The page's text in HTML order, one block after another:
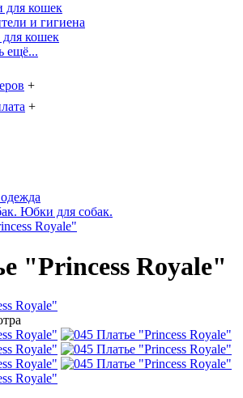
для кошек
и гигиена
кошек
ещё...
+
+
Юбки для собак.
Royale"
"Princess Royale"